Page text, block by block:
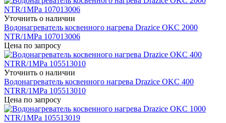
Уточнить о наличии
Водонагреватель косвенного нагрева Drazice OKC 2000
NTR/1MPa 107013006
Цена по запросу
Уточнить о наличии
Водонагреватель косвенного нагрева Drazice OKC 400
NTRR/1MPa 105513010
Цена по запросу